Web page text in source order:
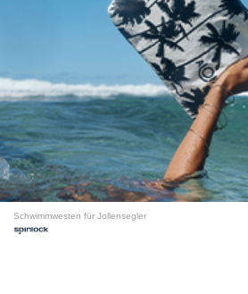
Schwimmwesten für Jollensegler